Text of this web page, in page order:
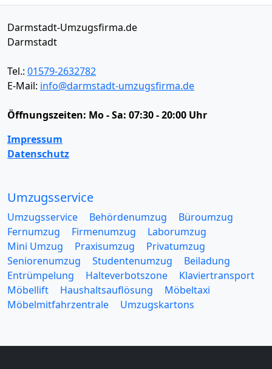
Darmstadt-Umzugsfirma.de
Darmstadt
Tel.: 01579-2632782
E-Mail: info@darmstadt-umzugsfirma.de
Öffnungszeiten: Mo - Sa: 07:30 - 20:00 Uhr
Impressum
Datenschutz
Umzugsservice
Umzugsservice Behördenumzug
Büroumzug
Fernumzug
Firmenumzug
Laborumzug
Mini Umzug
Praxisumzug
Privatumzug
Seniorenumzug
Studentenumzug
Beiladung
Entrümpelung
Halteverbotszone
Klaviertransport
Möbellift
Haushaltsauflösung
Möbeltaxi
Möbelmitfahrzentrale
Umzugskartons